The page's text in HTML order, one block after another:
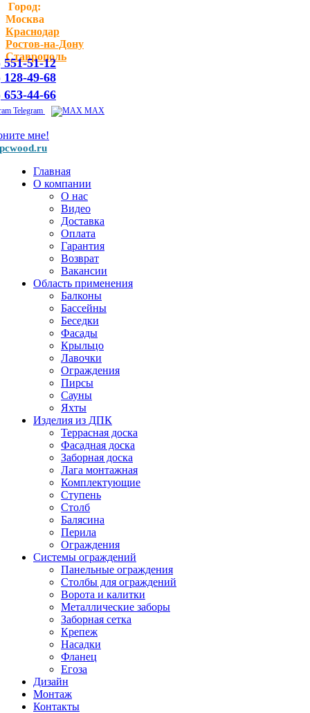
Город:
Москва
Краснодар
Ростов-на-Дону
Ставрополь
551-51-12
128-49-68
653-44-66
Telegram MAX
мне!
Главная
О компании
О нас
Видео
Доставка
Оплата
Гарантия
Возврат
Вакансии
Область применения
Балконы
Бассейны
Беседки
Фасады
Крыльцо
Лавочки
Ограждения
Пирсы
Сауны
Яхты
Изделия из ДПК
Террасная доска
Фасадная доска
Заборная доска
Лага монтажная
Комплектующие
Ступень
Столб
Балясина
Перила
Ограждения
Системы ограждений
Панельные ограждения
Столбы для ограждений
Ворота и калитки
Металлические заборы
Заборная сетка
Крепеж
Насадки
Фланец
Егоза
Дизайн
Монтаж
Контакты